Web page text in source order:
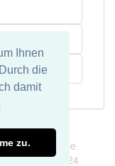
Ihnen
die
damit
zu.
Haftung für die
DDDEasy 2024